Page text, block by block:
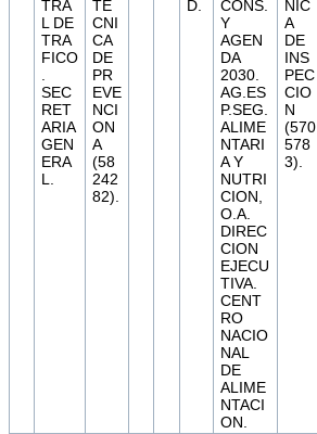
TRA
L DE
TRA
FICO
SEC
RET
ARIA
GEN
ERA
L.
TE
CNI
CA
DE
PR
EVE
NCI
ON
A
(58
242
82).
D.
CONS.
Y
AGEN
DA
2030.
AG.ES
P.SEG.
ALIME
NTARI
A Y
NUTRI
CION,
O.A.
DIREC
CION
EJECU
TIVA.
CENT
RO
NACIO
NAL
DE
ALIME
NTACI
ON.
NIC
A
DE
INS
PEC
CIO
N
(570
578
3).